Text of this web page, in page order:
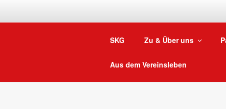
SKG Zu & Über uns
Aus dem Vereinsleben